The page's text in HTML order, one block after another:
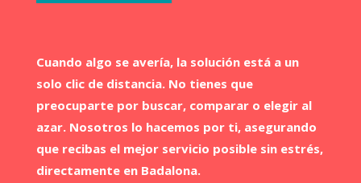
Cuando algo se avería, la solución está a un
solo clic de distancia. No tienes que
preocuparte por buscar, comparar o elegir al
azar. Nosotros lo hacemos por ti, asegurando
que recibas el mejor servicio posible sin estrés,
directamente en Badalona.